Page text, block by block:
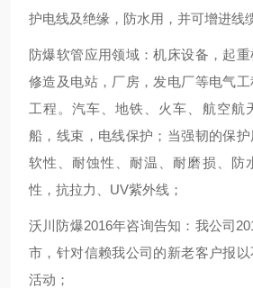
护电线及绝缘，防水用，并可增进线
防爆软管应用领域：机床设备，起
修造及电站，厂房，发电厂等电气
工程。汽车、地铁、火车、航空航
船，线束，电线保护；当强韧的保
软性、耐蚀性、耐温、耐磨损、防
性，抗拉力、UV紫外线；
沃川防爆2016年咨询告知：我公司
市，针对信赖我公司的新老客户报
活动；